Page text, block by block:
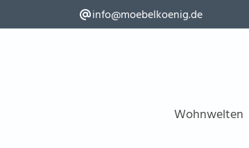
info@moebelkoenig.de
Wohnwelten